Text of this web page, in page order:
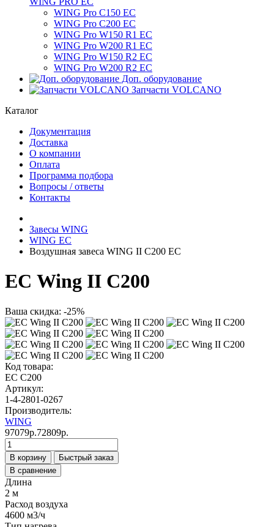
WING Pro C150 EC
WING Pro C200 EC
WING Pro W150 R1 EC
WING Pro W200 R1 EC
WING Pro W150 R2 EC
WING Pro W200 R2 EC
Доп. оборудование
Запчасти VOLCANO
Каталог
Документация
Доставка
О компании
Оплата
Программа подбора
Вопросы / ответы
Контакты
Завесы WING
WING EC
Bоздушная завеса WING II C200 EC
ЕС Wing II C200
Ваша скидка: -25%
Код товара:
ЕС C200
Артикул:
1-4-2801-0267
Производитель:
WING
97079р.72809р.
В корзину
Быстрый заказ
В сравнение
Длина
2 м
Расход воздуха
4600 м3/ч